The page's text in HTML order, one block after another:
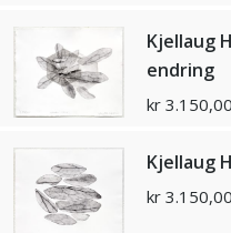
Kjellaug
endring
kr 3.150,00
Kjellaug
kr 3.150,00